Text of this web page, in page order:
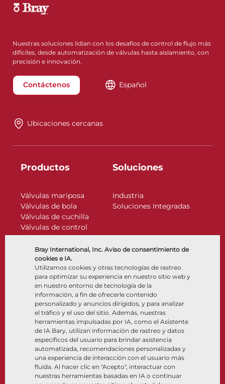
Bray International, Inc. Aviso de consentimiento de
cookies e IA.
Utilizamos cookies y otras tecnologías de rastreo
para optimizar su experiencia en nuestro sitio web y
en nuestro entorno de tecnología de la
información, a fin de ofrecerle contenido
personalizado y anuncios dirigidos, y para analizar
el tráfico y el uso del sitio. Además, nuestras
herramientas impulsadas por IA, como el Asistente
de IA Bary, utilizan información de rastreo y datos
específicos del usuario para brindar asistencia
automatizada, recomendaciones personalizadas y
una experiencia de interacción con el usuario más
fluida. Al hacer clic en "Acepto", interactuar con
nuestras herramientas basadas en IA o continuar
Nuestras soluciones lidian con los desafíos de control de flujo más
difíciles, desde automatización de válvulas hasta aislamiento, con
precisión e innovación.
Contáctenos Español
Ubicaciones cercanas
Productos
Válvulas mariposa
Válvulas de bola
Válvulas de cuchilla
Válvulas de control
Válvulas de retención
Actuadores
Accesorios de control
Criogénico
Soluciones
Industria
Soluciones Integradas
Compañía
Nosotros
Ubicaciones
Asociación
Sostenibilidad
Portal del cliente
Recursos
Documentos
Centro de información
Software
Selección de materiales